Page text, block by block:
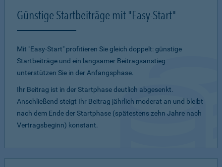
Günstige Startbeiträge mit "Easy-Start"
Mit "Easy-Start" profitieren Sie gleich doppelt: günstige
Startbeiträge und ein lang­samer Beitragsanstieg
unterstützen Sie in der Anfangsphase.
Ihr Beitrag ist in der Startphase deutlich abgesenkt.
Anschließend steigt Ihr Beitrag jährlich moderat an und bleibt
nach dem Ende der Startphase (spätestens zehn Jahre nach
Vertragsbeginn) konstant.